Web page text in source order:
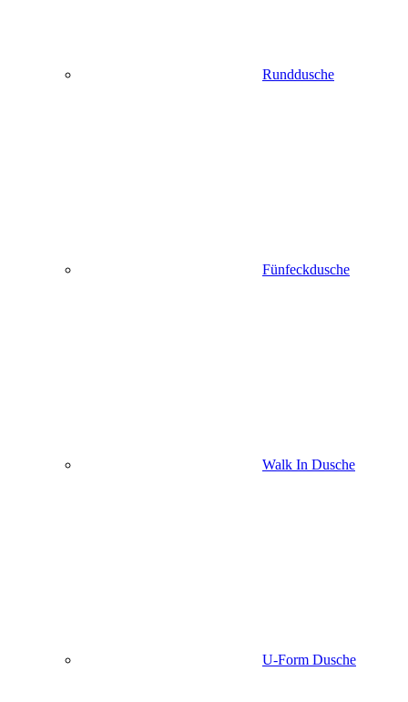
Runddusche
Fünfeckdusche
Walk In Dusche
U-Form Dusche